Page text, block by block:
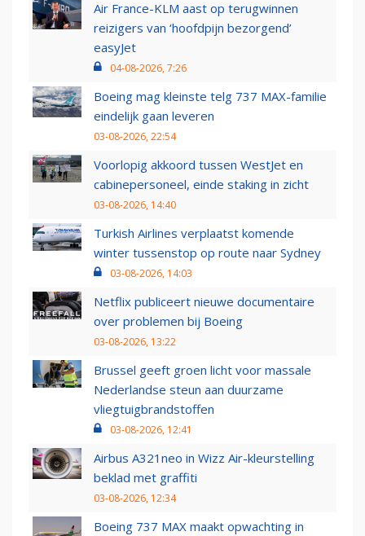
Air France-KLM aast op terugwinnen
reizigers van ‘hoofdpijn bezorgend’
easyJet
04-08-2026, 7:26
Boeing mag kleinste telg 737 MAX-familie
eindelijk gaan leveren
03-08-2026, 22:54
Voorlopig akkoord tussen WestJet en
cabinepersoneel, einde staking in zicht
03-08-2026, 14:40
Turkish Airlines verplaatst komende
winter tussenstop op route naar Sydney
03-08-2026, 14:03
Netflix publiceert nieuwe documentaire
over problemen bij Boeing
03-08-2026, 13:22
Brussel geeft groen licht voor massale
Nederlandse steun aan duurzame
vliegtuigbrandstoffen
03-08-2026, 12:41
Airbus A321neo in Wizz Air-kleurstelling
beklad met graffiti
03-08-2026, 12:34
Boeing 737 MAX maakt opwachting in